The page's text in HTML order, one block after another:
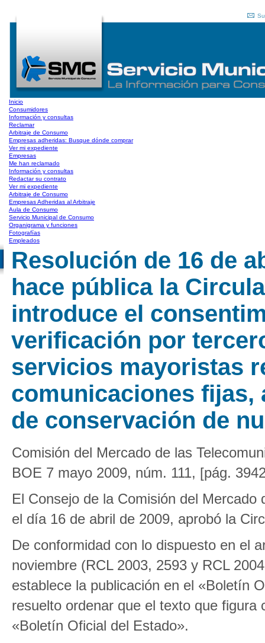
Inicio
Consumidores
Información y consultas
Reclamar
Arbitraje de Consumo
Empresas adheridas: Busque dónde comprar
Ver mi expediente
Empresas
Me han reclamado
Información y consultas
Redactar su contrato
Ver mi expediente
Arbitraje de Consumo
Empresas Adheridas al Arbitraje
Aula de Consumo
Servicio Municipal de Consumo
Organigrama y funciones
Fotografías
Empleados
Resolución de 16 de
hace pública la
introduce el
verificación por
servicios mayoristas
comunicaciones fijas,
de conservación de
Comisión del Mercado de las
BOE 7 mayo 2009, núm. 111, [pág.
El Consejo de la Comisión del
el día 16 de abril de 2009, aprobó la
De conformidad con lo dispuesto en el
noviembre (RCL 2003, 2593 y RCL
establece la publicación en el «Boletín
resuelto ordenar que el texto que
«Boletín Oficial del Estado».